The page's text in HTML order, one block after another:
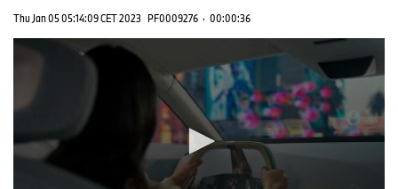
Thu Jan 05 05:14:09 CET 2023 PF0009276 · 00:00:36